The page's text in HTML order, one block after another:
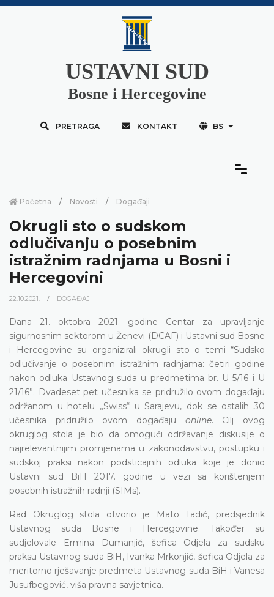
USTAVNI SUD
Bosne i Hercegovine
PRETRAGA KONTAKT BS
Početna Novosti Događaji
Okrugli sto o sudskom
odlučivanju o posebnim
istražnim radnjama u Bosni i
Hercegovini
22.10.2021. DOGAĐAJI
Dana 21. oktobra 2021. godine Centar za upravljanje
sigurnosnim sektorom u Ženevi (DCAF) i Ustavni sud Bosne
i Hercegovine su organizirali okrugli sto o temi “Sudsko
odlučivanje o posebnim istražnim radnjama: četiri godine
nakon odluka Ustavnog suda u predmetima br. U 5/16 i U
21/16”. Dvadeset pet učesnika se pridružilo ovom događaju
održanom u hotelu „Swiss“ u Sarajevu, dok se ostalih 30
učesnika pridružilo ovom događaju online. Cilj ovog
okruglog stola je bio da omogući održavanje diskusije o
najrelevantnijim promjenama u zakonodavstvu, postupku i
sudskoj praksi nakon podsticajnih odluka koje je donio
Ustavni sud BiH 2017. godine u vezi sa korištenjem
posebnih istražnih radnji (SIMs).
Rad Okruglog stola otvorio je Mato Tadić, predsjednik
Ustavnog suda Bosne i Hercegovine. Također su
sudjelovale Ermina Dumanjić, šefica Odjela za sudsku
praksu Ustavnog suda BiH, Ivanka Mrkonjić, šefica Odjela za
meritorno rješavanje predmeta Ustavnog suda BiH i Vanesa
Jusufbegović, viša pravna savjetnica.